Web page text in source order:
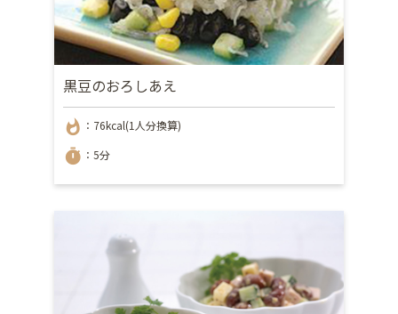
黒豆のおろしあえ
whatshot ：76kcal(1人分換算)
timer ：5分